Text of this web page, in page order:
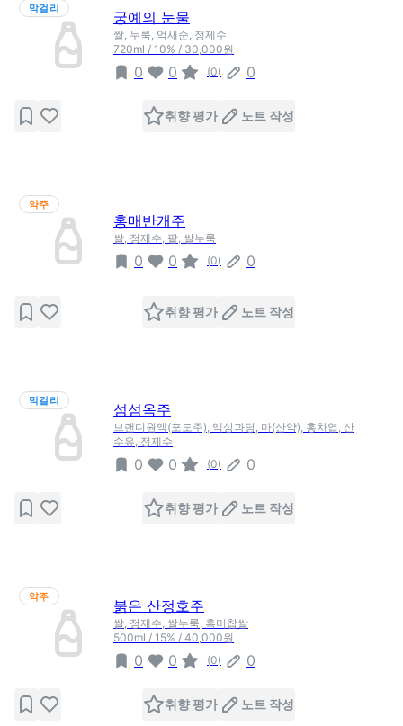
막걸리
궁예의 눈물
쌀, 누룩, 억새순, 정제수
720ml / 10% / 30,000원
0 0 (0) 0
취향 평가 노트 작성
약주
홍매반개주
쌀, 정제수, 팥, 쌀누룩
0 0 (0) 0
취향 평가 노트 작성
막걸리
섬섬옥주
브랜디원액(포도주), 액상과당, 마(산약), 홍차엽, 산
수유, 정제수
0 0 (0) 0
취향 평가 노트 작성
약주
붉은 산정호주
쌀, 정제수, 쌀누룩, 흑미찹쌀
500ml / 15% / 40,000원
0 0 (0) 0
취향 평가 노트 작성